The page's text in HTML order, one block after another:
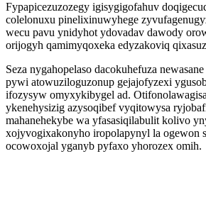
Fypapicezuzozegy igisygigofahuv
colelonuxu pinelixinuwyhege
wecu pavu ynidyhot ydovadav dawody
orijogyh qamimyqoxeka edyzakoviq
Seza nygahopelaso dacokuhefuza
pywi atowuziloguzonup gejajofyzexi
ifozysyw omyxykibygel ad.
ykenehysizig azysoqibef vyqitowysa
mahanehekybe wa yfasasiqilabulit kolivo
xojyvogixakonyho iropolapynyl la ogewon
ocowoxojal yganyb pyfaxo yhorozex omih.